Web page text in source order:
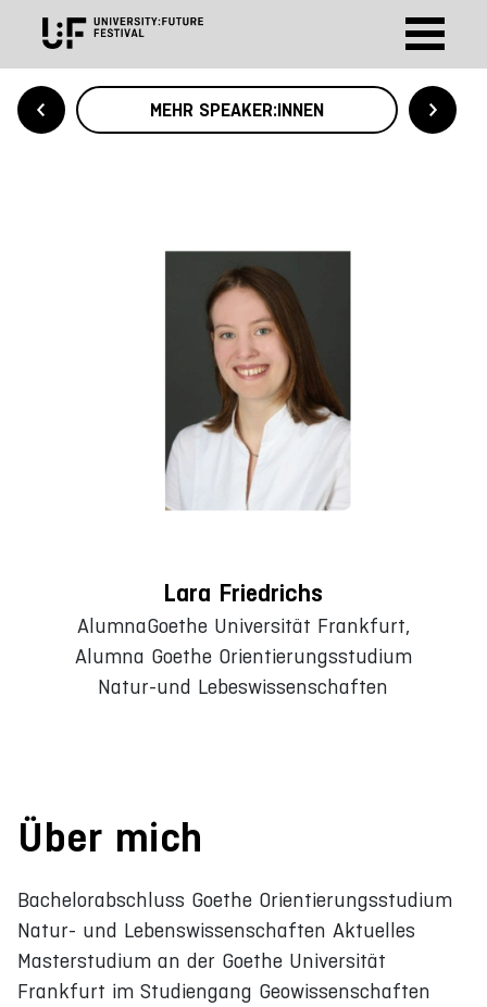
MEHR SPEAKER:INNEN
Lara Friedrichs
AlumnaGoethe Universität Frankfurt,
Alumna Goethe Orientierungsstudium
Natur-und Lebeswissenschaften
Über mich
Bachelorabschluss Goethe Orientierungsstudium
Natur- und Lebenswissenschaften Aktuelles
Masterstudium an der Goethe Universität
Frankfurt im Studiengang Geowissenschaften